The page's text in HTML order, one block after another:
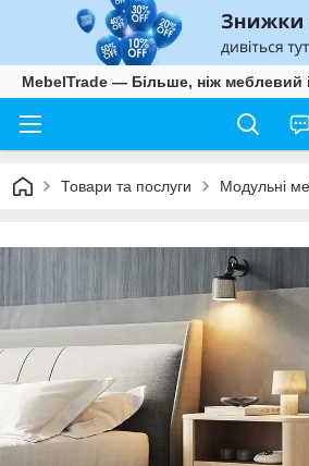
MebelTrade — Більше, ніж меблевий
Товари та послуги Модульні